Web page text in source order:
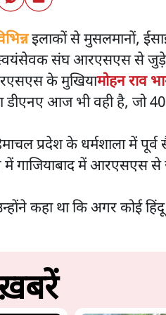
इलाकों से मुसलमानों,
स्वयंसेवक संघ आरएसएस से
के मुखियामोहन राव
आज भी वही है, जो
प्रदेश के धर्मशाला में
गाजियाबाद में आरएसएस से
कहा था कि अगर कोई